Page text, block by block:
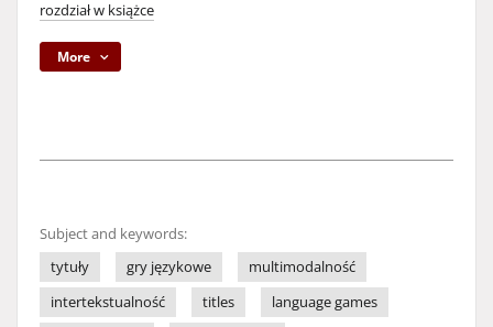
rozdział w książce
More
Subject and keywords:
tytuły
gry językowe
multimodalność
intertekstualność
titles
language games